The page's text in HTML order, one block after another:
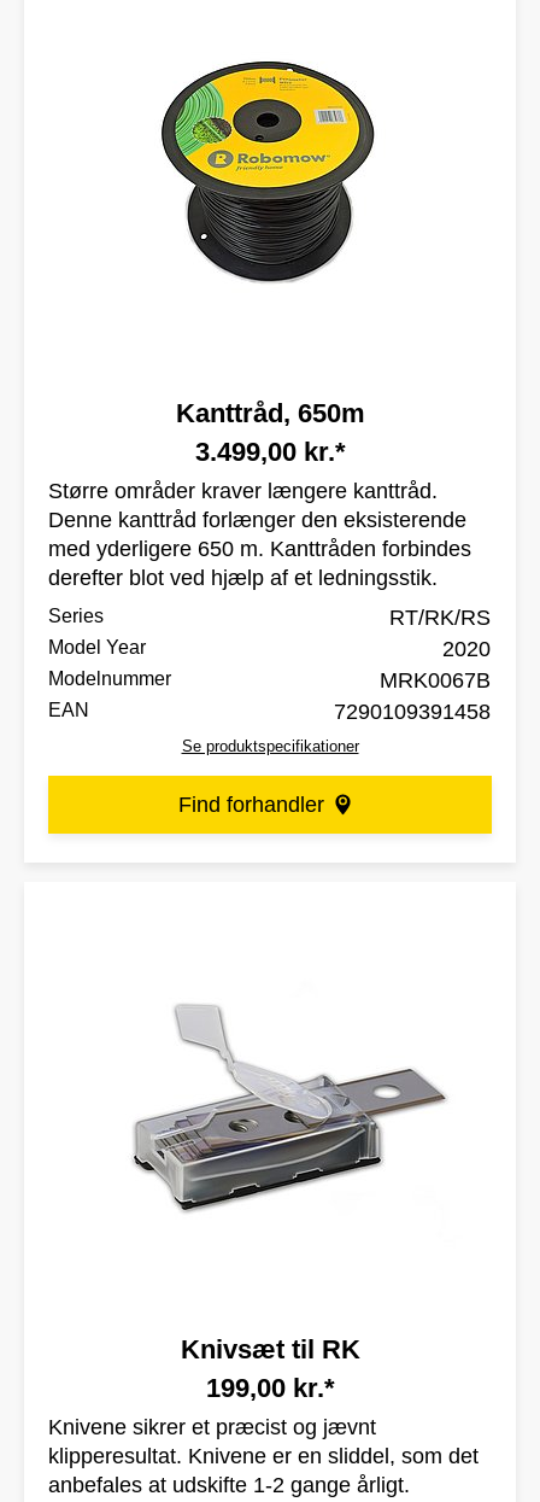
Kanttråd, 650m
3.499,00 kr.*
Større områder kraver længere kanttråd.
Denne kanttråd forlænger den eksisterende
med yderligere 650 m. Kanttråden forbindes
derefter blot ved hjælp af et ledningsstik.
Series RT/RK/RS
Model Year 2020
Modelnummer MRK0067B
EAN 7290109391458
Se produktspecifikationer
Find forhandler
Knivsæt til RK
199,00 kr.*
Knivene sikrer et præcist og jævnt
klipperesultat. Knivene er en sliddel, som det
anbefales at udskifte 1-2 gange årligt.